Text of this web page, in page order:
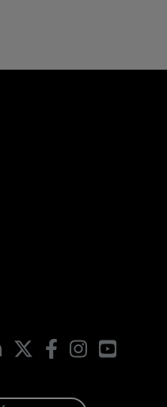
LinkedIn FacebookInstagramYouTube